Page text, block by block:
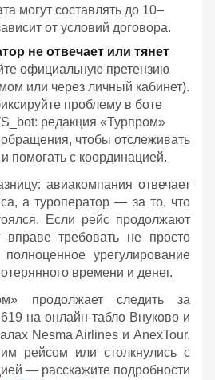
могут составлять до 10–
от условий договора.
не отвечает или тянет
официальную претензию
или через личный кабинет).
проблему в боте
редакция «Турпром»
обращения, чтобы отслеживать
помогать с координацией.
авиакомпания отвечает
а туроператор — за то, что
Если рейс продолжают
вправе требовать не просто
урегулирование
времени и денег.
продолжает следить за
на онлайн‑табло Внуково и
Nesma Airlines и AnexTour.
рейсом или столкнулись с
— расскажите подробности